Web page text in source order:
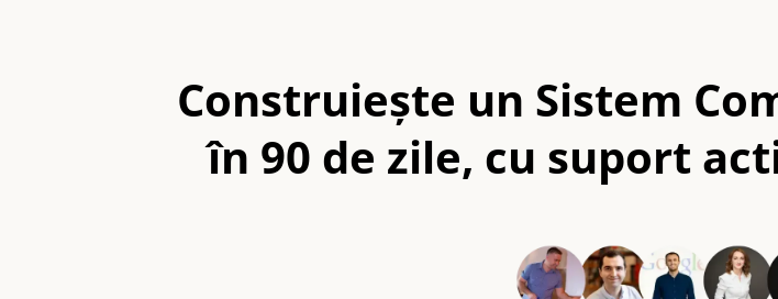
Construiește un Sistem
în 90 de zile, cu suport